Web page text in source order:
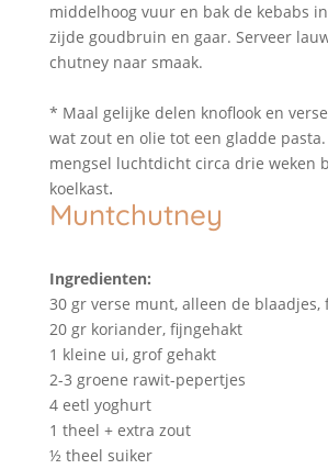
middelhoog vuur en bak de kebabs
zijde goudbruin en gaar. Serveer
chutney naar smaak.
* Maal gelijke delen knoflook en
wat zout en olie tot een gladde
mengsel luchtdicht circa drie weken
koelkast.
Muntchutney
Ingredienten:
30 gr verse munt, alleen de blaadjes,
20 gr koriander, fijngehakt
1 kleine ui, grof gehakt
2-3 groene rawit-pepertjes
4 eetl yoghurt
1 theel + extra zout
½ theel suiker